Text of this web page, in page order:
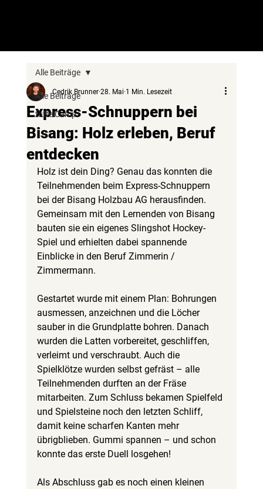
Alle Beiträge
tüftelCamp
Alle Beiträge
Express-Schnuppern bei
Bisang: Holz erleben, Beruf
entdecken
Cedrik Brunner 28. Mai 1 Min. Lesezeit
Holz ist dein Ding? Genau das konnten die
Teilnehmenden beim Express-Schnuppern
bei der Bisang Holzbau AG herausfinden.
Gemeinsam mit den Lernenden von Bisang
bauten sie ein eigenes Slingshot Hockey-
Spiel und erhielten dabei spannende
Einblicke in den Beruf Zimmerin /
Zimmermann.
Gestartet wurde mit einem Plan: Bohrungen
ausmessen, anzeichnen und die Löcher
sauber in die Grundplatte bohren. Danach
wurden die Latten vorbereitet, geschliffen,
verleimt und verschraubt. Auch die
Spielklötze wurden selbst gefräst – alle
Teilnehmenden durften an der Fräse
mitarbeiten. Zum Schluss bekamen Spielfeld
und Spielsteine noch den letzten Schliff,
damit keine scharfen Kanten mehr
übrigblieben. Gummi spannen – und schon
konnte das erste Duell losgehen!
Als Abschluss gab es noch einen kleinen